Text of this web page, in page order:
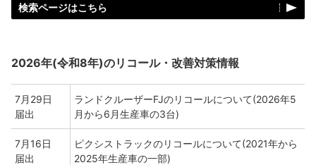
検索ページはこちら
2026年(令和8年)のリコール・改善対策情報
7月29日
届出
ランドクルーザーFJのリコールについて(2026年5
月から6月生産車の3台)
7月16日
届出
ピクシストラックのリコールについて(2021年から
2025年生産車の一部)